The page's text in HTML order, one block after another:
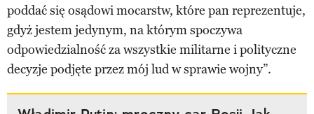
poddać się osądowi mocarstw, które pan reprezentuje,
gdyż jestem jedynym, na którym spoczywa
odpowiedzialność za wszystkie militarne i polityczne
decyzje podjęte przez mój lud w sprawie wojny”.